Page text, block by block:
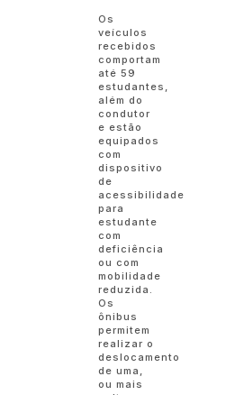
Os
veículos
recebidos
comportam
até 59
estudantes,
além do
condutor
e estão
equipados
com
dispositivo
de
acessibilidade
para
estudante
com
deficiência
ou com
mobilidade
reduzida.
Os
ônibus
permitem
realizar o
deslocamento
de uma,
ou mais